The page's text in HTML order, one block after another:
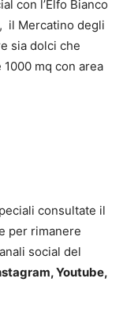
con l’Elfo Bianco
il Mercatino degli
sia dolci che
mq con area
consultate il
per rimanere
social del
Youtube,